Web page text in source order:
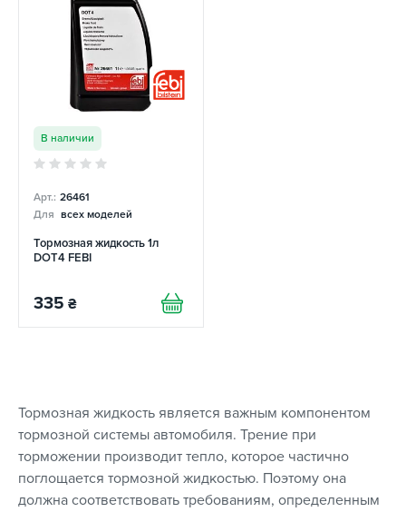
В наличии
Арт.: 26461
Для всех моделей
Тормозная жидкость 1л
DOT4 FEBI
335 ₴
Тормозная жидкость является важным компонентом
тормозной системы автомобиля. Трение при
торможении производит тепло, которое частично
поглощается тормозной жидкостью. Поэтому она
должна соответствовать требованиям, определенным